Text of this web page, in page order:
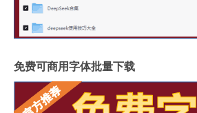
免费可商用字体批量下载